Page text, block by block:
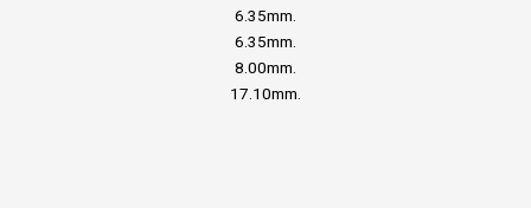
6.35mm.
6.35mm.
8.00mm.
17.10mm.